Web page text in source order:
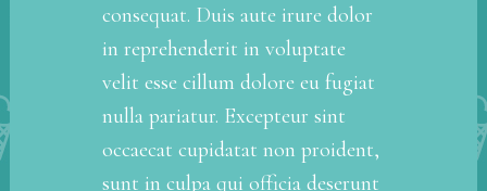
consequat. Duis aute irure dolor
in reprehenderit in voluptate
velit esse cillum dolore eu fugiat
nulla pariatur. Excepteur sint
occaecat cupidatat non proident,
sunt in culpa qui officia deserunt